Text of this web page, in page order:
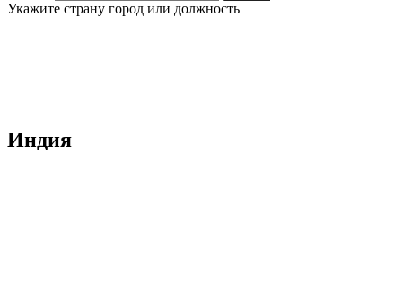
Укажите страну город или должность
Индия